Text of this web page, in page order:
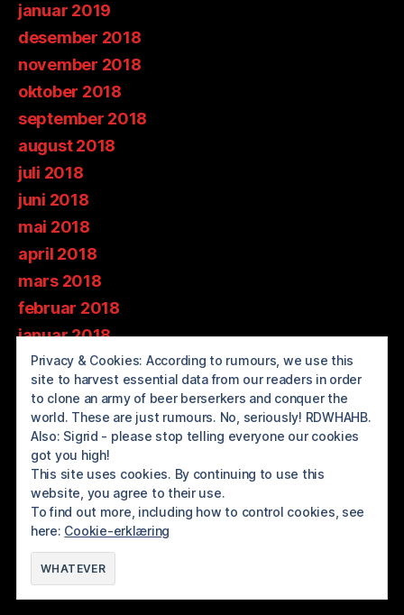
januar 2019
desember 2018
november 2018
oktober 2018
september 2018
august 2018
juli 2018
juni 2018
mai 2018
april 2018
mars 2018
februar 2018
januar 2018
desember 2017
november 2017
oktober 2017
september 2017
august 2017
juli 2017
© 2026 BREWOLUTION ROGALAND
Privacy & Cookies: According to rumours, we use this
site to harvest essential data from our readers in order
to clone an army of beer berserkers and conquer the
world. These are just rumours. No, seriously! RDWHAHB.
Also: Sigrid - please stop telling everyone our cookies
got you high!
This site uses cookies. By continuing to use this
website, you agree to their use.
To find out more, including how to control cookies, see
here: Cookie-erklæring